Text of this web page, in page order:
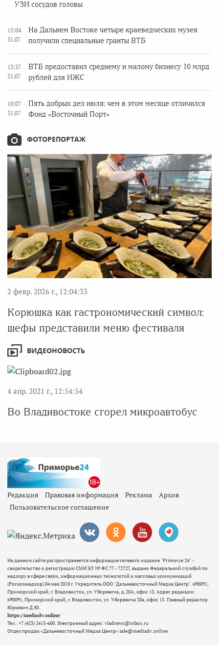
УЗИ сосудов головы
15:04
31.07
На Дальнем Востоке четыре краеведческих музея
получили специальные гранты ВТБ
13:37
31.07
ВТБ предоставил среднему и малому бизнесу 10 млрд
рублей для ИЖС
10:07
31.07
Пять добрых дел июля: чем в этом месяце отличился
Фонд «Восточный Порт»
ФОТОРЕПОРТАЖ
2 февр. 2026 г., 12:04:33
Корюшка как гастрономический символ:
шефы представили меню фестиваля
ВИДЕОНОВОСТЬ
4 апр. 2021 г., 12:54:54
Во Владивостоке сгорел микроавтобус
Редакция Правовая информация Реклама
Архив
Пользовательское соглашение
На данном сайте распространяется информация сетевого издания "Primorye 24" -
свидетельство о регистрации СМИ ЭЛ № ФС 77 - 72727, выдано Федеральной службой по
надзору в сфере связи, информационных технологий и массовых коммуникаций
(Роскомнадзор) 04 мая 2018 г. Учредитель ООО "Дальневосточный Медиа Центр". 690091,
Приморский край, г. Владивосток, ул. Уборевича, д.20А, офис 13. Адрес редакции:
690091, Приморский край, г. Владивосток, ул. Уборевича 20а, офис 13. Главный редактор
Юркевич Д.Ю.
https://mediadv.online/
Тел.: +7 (423) 2415-600. Электронный адрес: vladnews@inbox.ru
Отдел продаж «Дальневосточный Медиа Центр» sale@mediadv.online